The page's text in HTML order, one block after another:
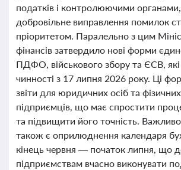
податків і контролюючими
добровільне виправлення помилок
пріоритетом. Паралельно з цим
фінансів затвердило нові форми
ПДФО, військового збору та ЄСВ,
чинності з 17 липня 2026 року. Ці
звіти для юридичних осіб та
підприємців, що має спростити
та підвищити його точність.
також є оприлюднення календаря
кінець червня — початок липня, що
підприємствам вчасно виконувати